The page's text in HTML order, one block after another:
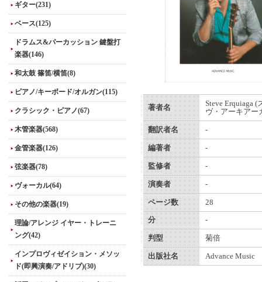
ギター(231)
ベース(125)
ドラムス&パーカッション 鍵盤打
楽器(146)
和太鼓 篠笛/横笛(8)
ピアノ/キーボード/オルガン(115)
クラシック・ピアノ(67)
木管楽器(568)
金管楽器(126)
弦楽器(78)
ヴォーカル(64)
その他の楽器(19)
理論/アレンジ イヤー・トレーニ
ング(42)
インプロヴィゼイション・メソッ
ド(即興演奏/アドリブ)(30)
著者名
Steve Erquiaga (
ヴ・アーキアー
翻訳者名 -
編著者 -
監修者 -
演奏者 -
ページ数 28
分 -
判型 菊倍
出版社名 Advance Music